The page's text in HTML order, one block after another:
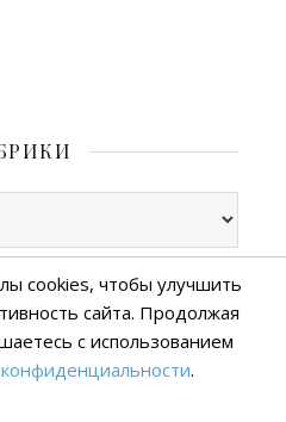
защищены
cookies, чтобы улучшить
сайта. Продолжая
с использованием
.